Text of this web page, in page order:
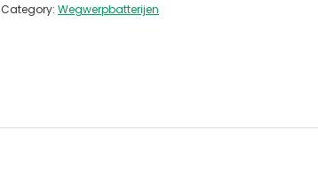
Category: Wegwerpbatterijen